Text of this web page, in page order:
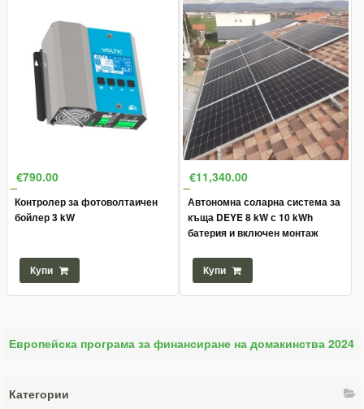
€790.00
Контролер за фотоволтаичен
бойлер 3 kW
Купи
€11,340.00
Автономна соларна система за
къща DEYE 8 kW с 10 kWh
батерия и включен монтаж
Купи
Европейска програма за финансиране на домакинства 2024
Категории